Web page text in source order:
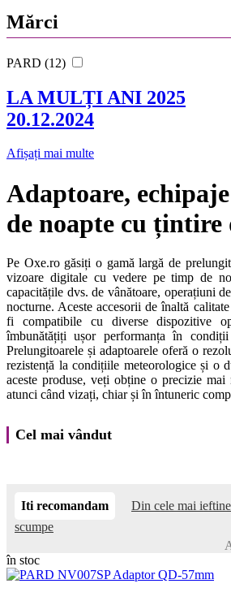
Mărci
PARD (12)
LA MULȚI ANI 2025
20.12.2024
Afișați mai multe
Adaptoare,
de noapte cu
Pe Oxe.ro găsiți o gamă largă de
vizoare digitale cu vedere pe timp de
capacitățile dvs. de vânătoare, operațiuni
nocturne. Aceste accesorii de înaltă
fi compatibile cu diverse dispozitive
îmbunătățiți ușor performanța în
Prelungitoarele și adaptoarele oferă o
rezistență la condițiile meteorologice și o
aceste produse, veți obține o precizie
atunci când vizați, chiar și în întuneric
Cel mai vândut
Iti recomandam Din cele mai ieftine
scumpe
în stoc